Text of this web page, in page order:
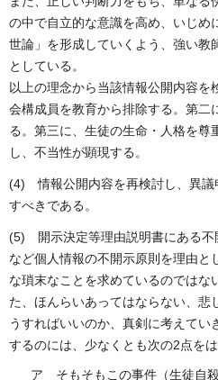
の中で自立的な意識を高め、いじめ
世論」を形成していくよう、強い教
としている。
以上の理念から当該情報公開内容を
会構成員を教育から排除する。第二
る。第三に、生徒の生命・人格を尊
し、不当性が顕現する。
(4) 情報公開内容を再検討し、異議
すべきである。
(5) 開示決定等理由説明書にある不
など個人情報の不開示原則を理由と
な瑣末なことを求めているのではな
た、ほんらいあってはならない、悲
うすればいいのか、真剣に考えて
するのには、少なくとも次の2点を
ア そもそもこの事件（生徒自